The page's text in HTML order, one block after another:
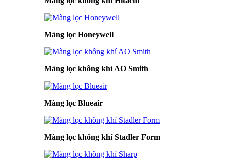
Màng lọc Honeywell
Màng lọc không khí AO Smith
Màng lọc Blueair
Màng lọc không khí Stadler Form